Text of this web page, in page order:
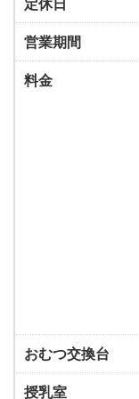
営業期間
料金
おむつ交換台
授乳室